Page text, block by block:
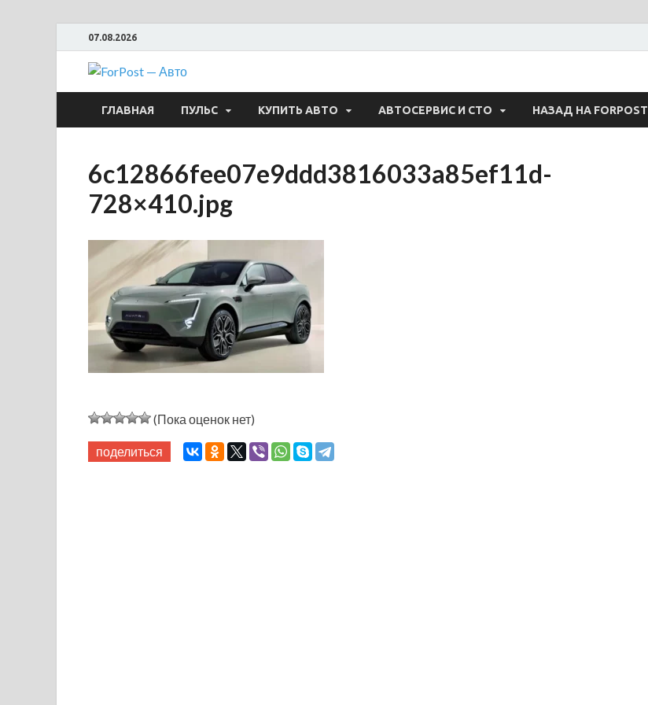
07.08.2026
ForPost — Авто
ГЛАВНАЯ ПУЛЬС КУПИТЬ АВТО АВТОСЕРВИС И СТО НАЗАД НА FORPOST
6c12866fee07e9ddd3816033a85ef11d-
728×410.jpg
(Пока оценок нет)
поделиться